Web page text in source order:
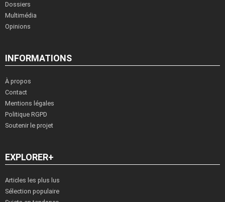
Dossiers
Multimédia
Opinions
INFORMATIONS
À propos
Contact
Mentions légales
Politique RGPD
Soutenir le projet
EXPLORER+
Articles les plus lus
Sélection populaire